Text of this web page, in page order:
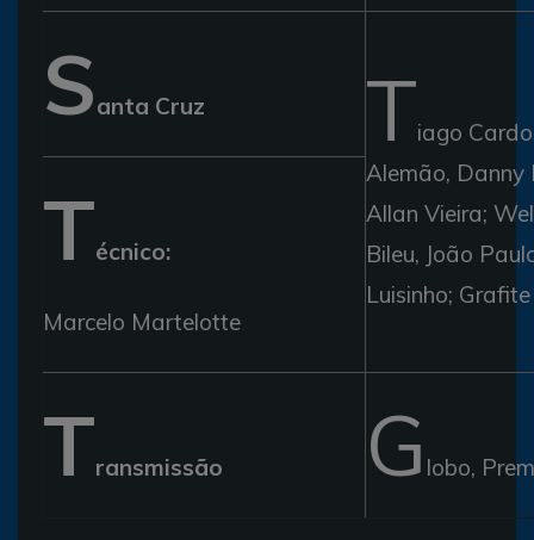
Santa Cruz Tiago
Alemão, Danny
Allan Vieira;
Bileu, João
Luisinho; Grafite
Técnico:
Marcelo Martelotte
Transmissão G lobo,